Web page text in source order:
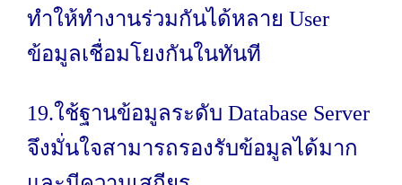
ทำให้ทำงานร่วมกันได้หลาย User
ข้อมูลเชื่อมโยงกันในทันที
19.ใช้ฐานข้อมูลระดับ Database Server
จึงมั่นใจสามารถรองรับข้อมูลได้มาก